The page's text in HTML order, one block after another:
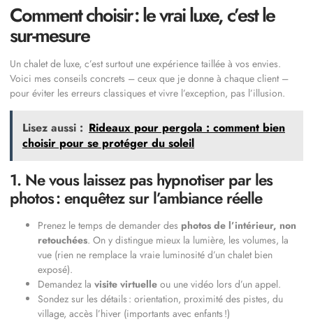
Comment choisir : le vrai luxe, c’est le
sur-mesure
Un chalet de luxe, c’est surtout une expérience taillée à vos envies.
Voici mes conseils concrets – ceux que je donne à chaque client –
pour éviter les erreurs classiques et vivre l’exception, pas l’illusion.
Lisez aussi : Rideaux pour pergola : comment bien
choisir pour se protéger du soleil
1. Ne vous laissez pas hypnotiser par les
photos : enquêtez sur l’ambiance réelle
Prenez le temps de demander des photos de l’intérieur, non
retouchées. On y distingue mieux la lumière, les volumes, la
vue (rien ne remplace la vraie luminosité d’un chalet bien
exposé).
Demandez la visite virtuelle ou une vidéo lors d’un appel.
Sondez sur les détails : orientation, proximité des pistes, du
village, accès l’hiver (importants avec enfants !)